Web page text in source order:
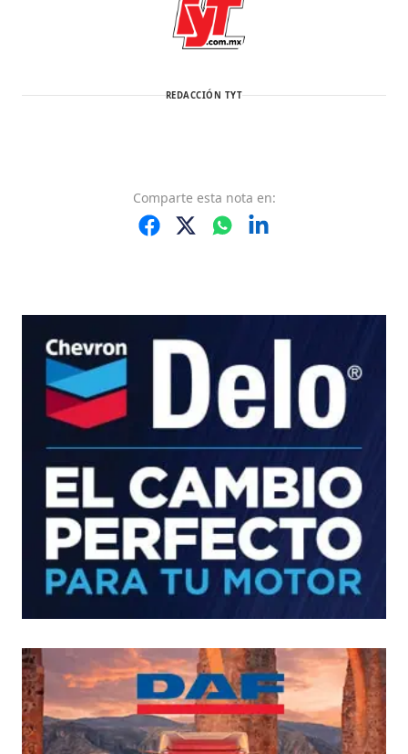
REDACCIÓN TYT
Comparte esta nota en: